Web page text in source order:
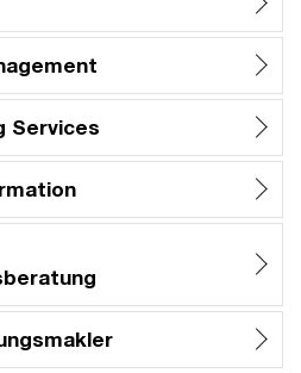
Services